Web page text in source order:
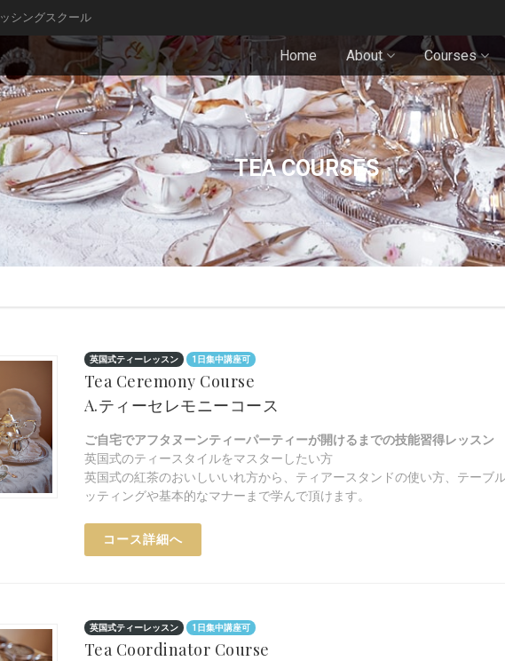
シングスクール
Home About Courses
TEA COURSES
英国式ティーレッスン 1日集中講座可
Tea Ceremony Course
A.ティーセレモニーコース
ご自宅でアフタヌーンティーパーティーが開けるまでの技能習得レッスン
英国式のティースタイルをマスターしたい方
英国式の紅茶のおいしいいれ方から、ティアースタンドの使い方、テーブ
ッティングや基本的なマナーまで学んで頂けます。
コース詳細へ
英国式ティーレッスン 1日集中講座可
Tea Coordinator Course